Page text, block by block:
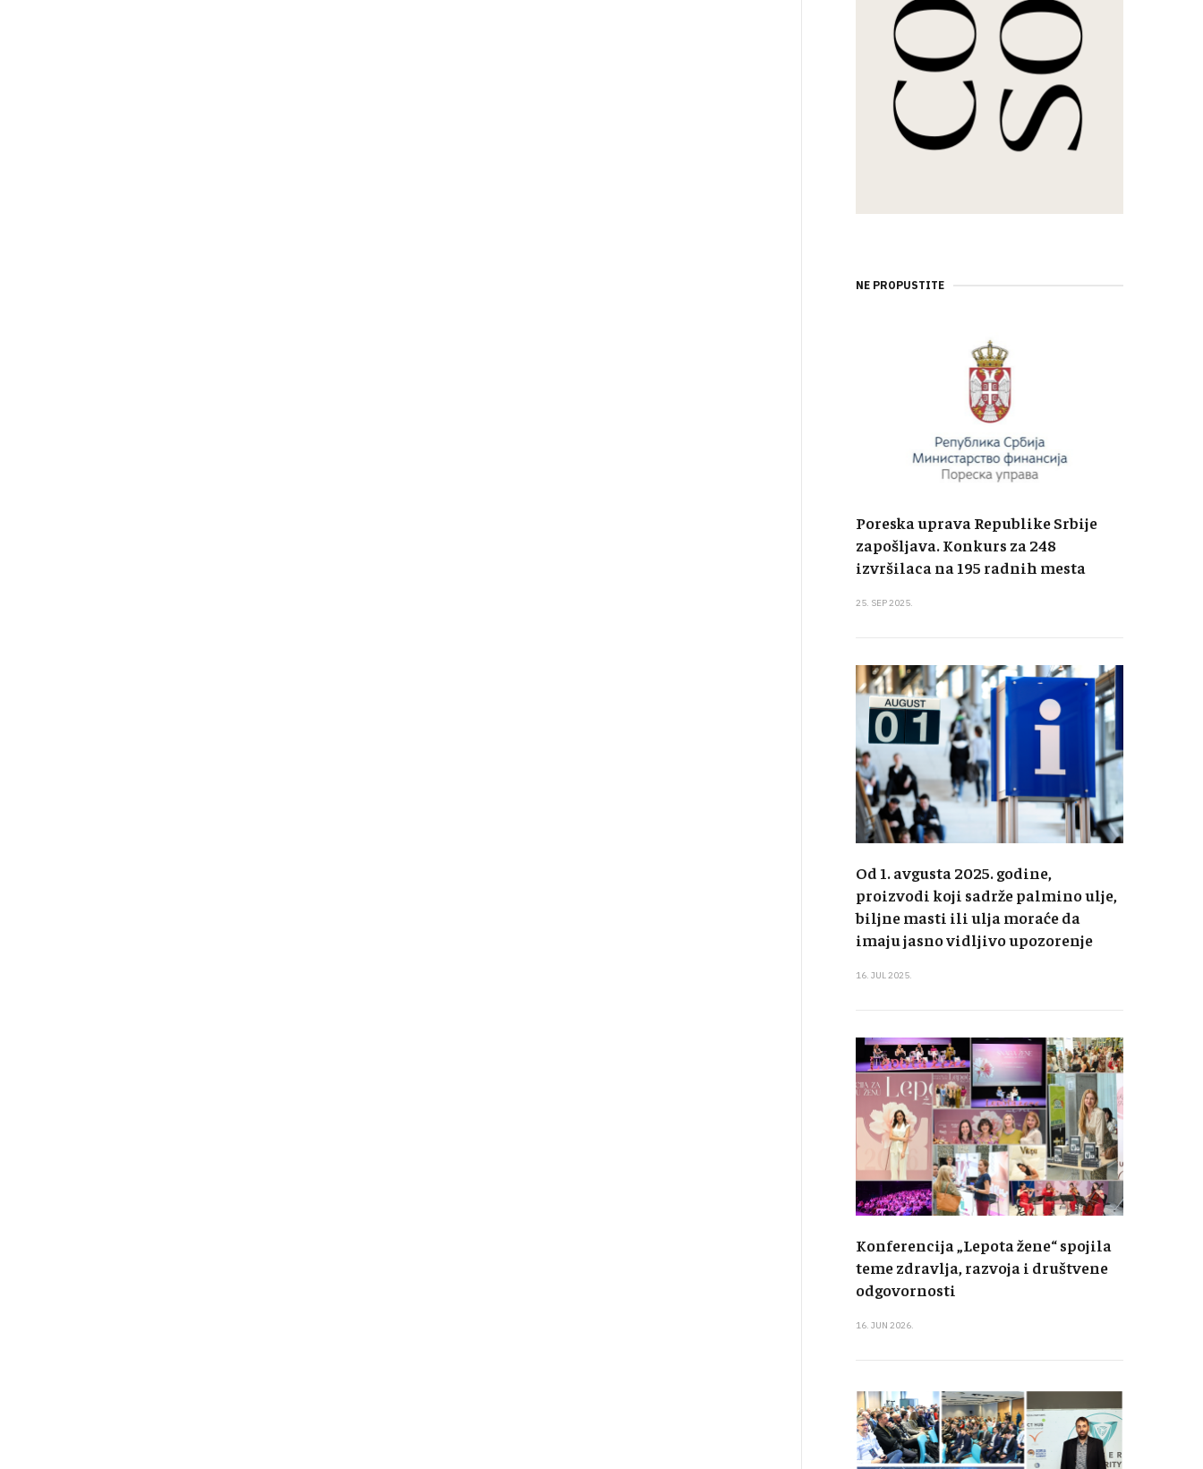
NE PROPUSTITE
Poreska uprava Republike Srbije
zapošljava. Konkurs za 248
izvršilaca na 195 radnih mesta
25. SEP 2025.
Od 1. avgusta 2025. godine,
proizvodi koji sadrže palmino ulje,
biljne masti ili ulja moraće da
imaju jasno vidljivo upozorenje
16. JUL 2025.
Konferencija „Lepota žene“ spojila
teme zdravlja, razvoja i društvene
odgovornosti
16. JUN 2026.